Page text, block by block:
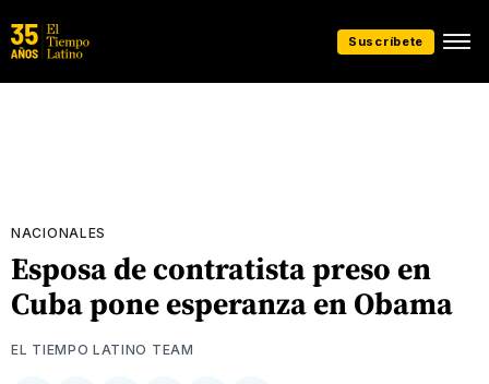
Suscríbete
NACIONALES
Esposa de contratista preso en
Cuba pone esperanza en Obama
EL TIEMPO LATINO TEAM